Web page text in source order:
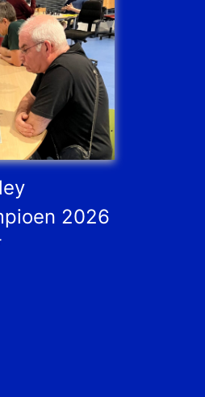
2026